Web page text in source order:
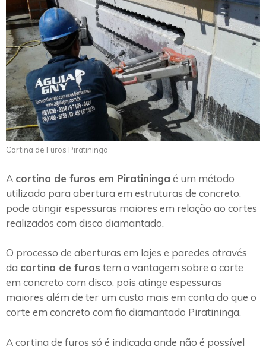
Cortina de Furos Piratininga
A cortina de furos em Piratininga é um método
utilizado para abertura em estruturas de concreto,
pode atingir espessuras maiores em relação ao cortes
realizados com disco diamantado.
O processo de aberturas em lajes e paredes através
da cortina de furos tem a vantagem sobre o corte
em concreto com disco, pois atinge espessuras
maiores além de ter um custo mais em conta do que o
corte em concreto com fio diamantado Piratininga.
A cortina de furos só é indicada onde não é possível